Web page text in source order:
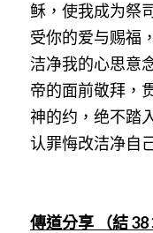
稣，使我成为祭
受你的爱与赐福
洁净我的心思意
帝的面前敬拜，
神的约，绝不踏
认罪悔改洁净自
傳道分享 （結 38